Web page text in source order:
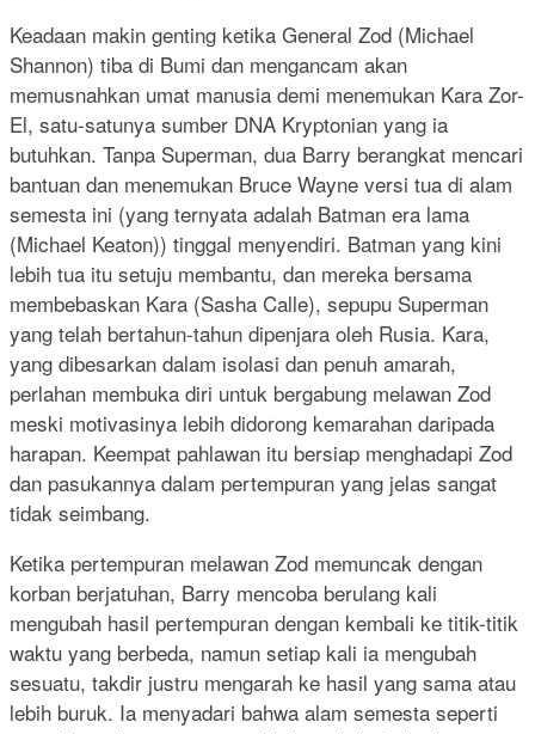
Keadaan makin genting ketika General Zod (Michael
Shannon) tiba di Bumi dan mengancam akan
memusnahkan umat manusia demi menemukan Kara Zor-
El, satu-satunya sumber DNA Kryptonian yang ia
butuhkan. Tanpa Superman, dua Barry berangkat mencari
bantuan dan menemukan Bruce Wayne versi tua di alam
semesta ini (yang ternyata adalah Batman era lama
(Michael Keaton)) tinggal menyendiri. Batman yang kini
lebih tua itu setuju membantu, dan mereka bersama
membebaskan Kara (Sasha Calle), sepupu Superman
yang telah bertahun-tahun dipenjara oleh Rusia. Kara,
yang dibesarkan dalam isolasi dan penuh amarah,
perlahan membuka diri untuk bergabung melawan Zod
meski motivasinya lebih didorong kemarahan daripada
harapan. Keempat pahlawan itu bersiap menghadapi Zod
dan pasukannya dalam pertempuran yang jelas sangat
tidak seimbang.
Ketika pertempuran melawan Zod memuncak dengan
korban berjatuhan, Barry mencoba berulang kali
mengubah hasil pertempuran dengan kembali ke titik-titik
waktu yang berbeda, namun setiap kali ia mengubah
sesuatu, takdir justru mengarah ke hasil yang sama atau
lebih buruk. Ia menyadari bahwa alam semesta seperti